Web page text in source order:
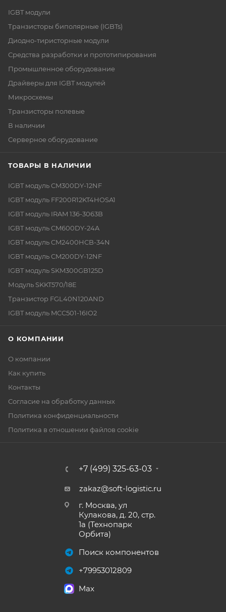
IGBT модули
Транзисторы биполярные (IGBTs)
Диодно-тиристорные модули
Средства разработки и прототипирования
Промышленное оборудование
Драйверы для IGBT модулей
Микросхемы
Транзисторы полевые
В наличии
Серверное оборудование
ТОВАРЫ В НАЛИЧИИ
IGBT модуль CM300DY-12NF
IGBT модуль FF200R12KT4HOSA1
IGBT модуль IRAM 136-3063B
IGBT модуль CM600DY-24A
IGBT модуль CM2400HCB-34N
IGBT модуль CM200DY-12NF
IGBT модуль SKM300GB125D
Модуль SKKT570/18E
Транзистор FGL40N120AND
IGBT модуль MCC501-16IO2
О КОМПАНИИ
О компании
Как купить
Контакты
Согласие на обработку данных
Политика конфиденциальности
Политика в отношении файлов cookie
+7 (499) 325-63-03
zakaz@soft-logistic.ru
г. Москва, ул
Кулакова, д. 20, стр.
1а (Технопарк
Орбита)
Поиск компонентов
+79953012809
Max